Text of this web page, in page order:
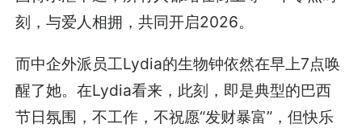
刻，与爱人相拥，共同开启2026。
而中企外派员工Lydia的生物钟依然在早上7点唤
醒了她。在Lydia看来，此刻，即是典型的巴西
节日氛围，不工作，不祝愿“发财暴富”，但快乐